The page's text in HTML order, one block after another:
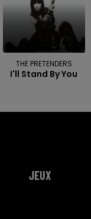
THE PRETENDERS
I'll Stand By You
JEUX